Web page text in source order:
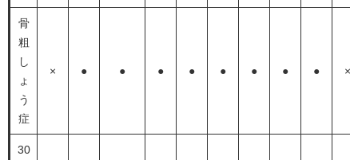
骨
粗
し
ょ
う
症
× ● ● ● ● ● ● ● ● ×
30